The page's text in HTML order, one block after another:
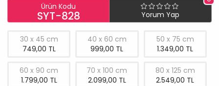
Ürün Kodu
SYT-828
Yorum Yap
30 x 45 cm
749,00 TL
40 x 60 cm
999,00 TL
50 x 75 cm
1.349,00 TL
60 x 90 cm
1.799,00 TL
70 x 100 cm
2.099,00 TL
80 x 125 cm
2.549,00 TL